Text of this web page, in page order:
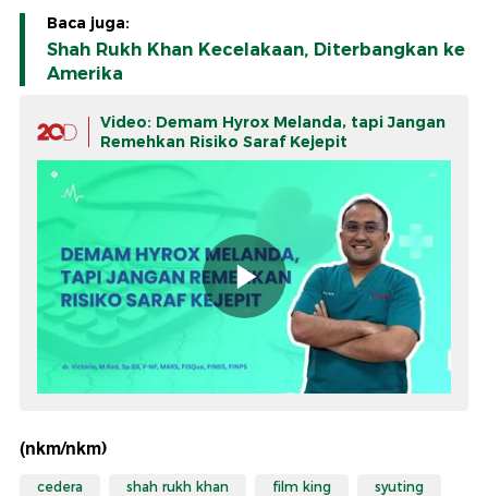
Baca juga:
Shah Rukh Khan Kecelakaan, Diterbangkan ke
Amerika
Video: Demam Hyrox Melanda, tapi Jangan
Remehkan Risiko Saraf Kejepit
(nkm/nkm)
cedera shah rukh khan film king syuting